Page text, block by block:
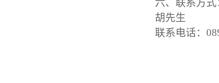
六、联系方式
胡先生
联系电话：